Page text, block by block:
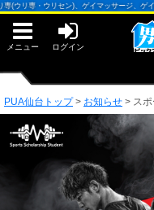
リ専・ウリセン)、ゲイマッサージ、ゲイ風
メニュー ログイン
サテライト大宮
PUA柏
PUA'赤羽
PUA四日市
PUA津
PUA和歌山
PUA奈良
PUA加古川
PUA姫路
PUA鹿児島
PUA仙台トップ> お知らせ > ス